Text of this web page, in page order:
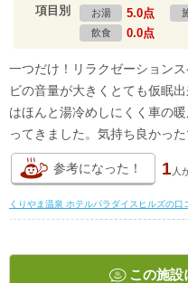
項目別 お湯 5.0点
飲食 0.0点
一つだけ！リラクゼーション
ビの音量が大きくとても仮眠
はほんと湯冷めしにくく車の
ってきました。気持ち良かった
参考になった！ 1 人
くりやま温泉 ホテルパラダイスヒルズの口
この施設